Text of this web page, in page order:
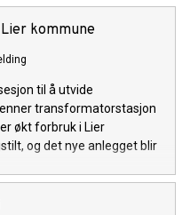
kommune
til å utvide
transformatorstasjon
økt forbruk i Lier
og det nye anlegget blir